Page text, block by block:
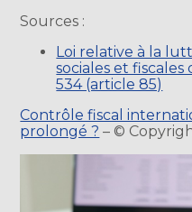
Sources :
Loi relative à la
sociales et
534 (article 85)
Contrôle fiscal
prolongé ? – ©